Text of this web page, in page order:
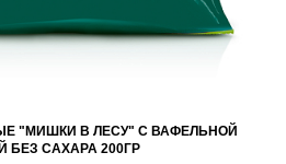
"МИШКИ В ЛЕСУ" С ВАФЕЛЬНОЙ
БЕЗ САХАРА 200ГР